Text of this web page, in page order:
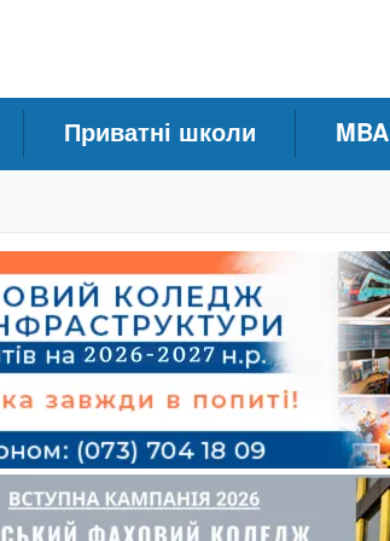
Приватні школи MBA